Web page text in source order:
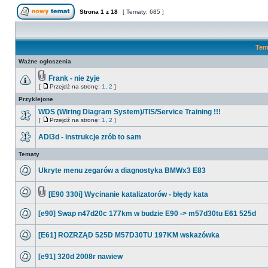
Strona 1 z 18 [ Tematy: 685 ]
Ważne ogłoszenia
Frank - nie żyje
[ Przejdź na stronę: 1 2 ]
Przyklejone
WDS (Wiring Diagram System)/TIS/Service Training !!!
[ Przejdź na stronę: 1 2 ]
ADI3d - instrukcje zrób to sam
Tematy
Ukryte menu zegarów a diagnostyka BMWx3 E83
[E90 330i] Wycinanie katalizatorów - błędy kata
[e90] Swap n47d20c 177km w budzie E90 -> m57d30tu E61 525d
[E61] ROZRZĄD 525D M57D30TU 197KM wskazówka
[e91] 320d 2008r nawiew